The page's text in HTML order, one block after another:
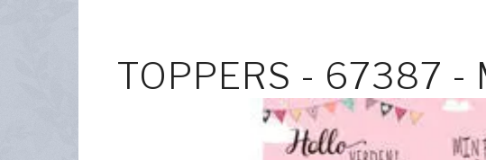
TOPPERS - 67387 -